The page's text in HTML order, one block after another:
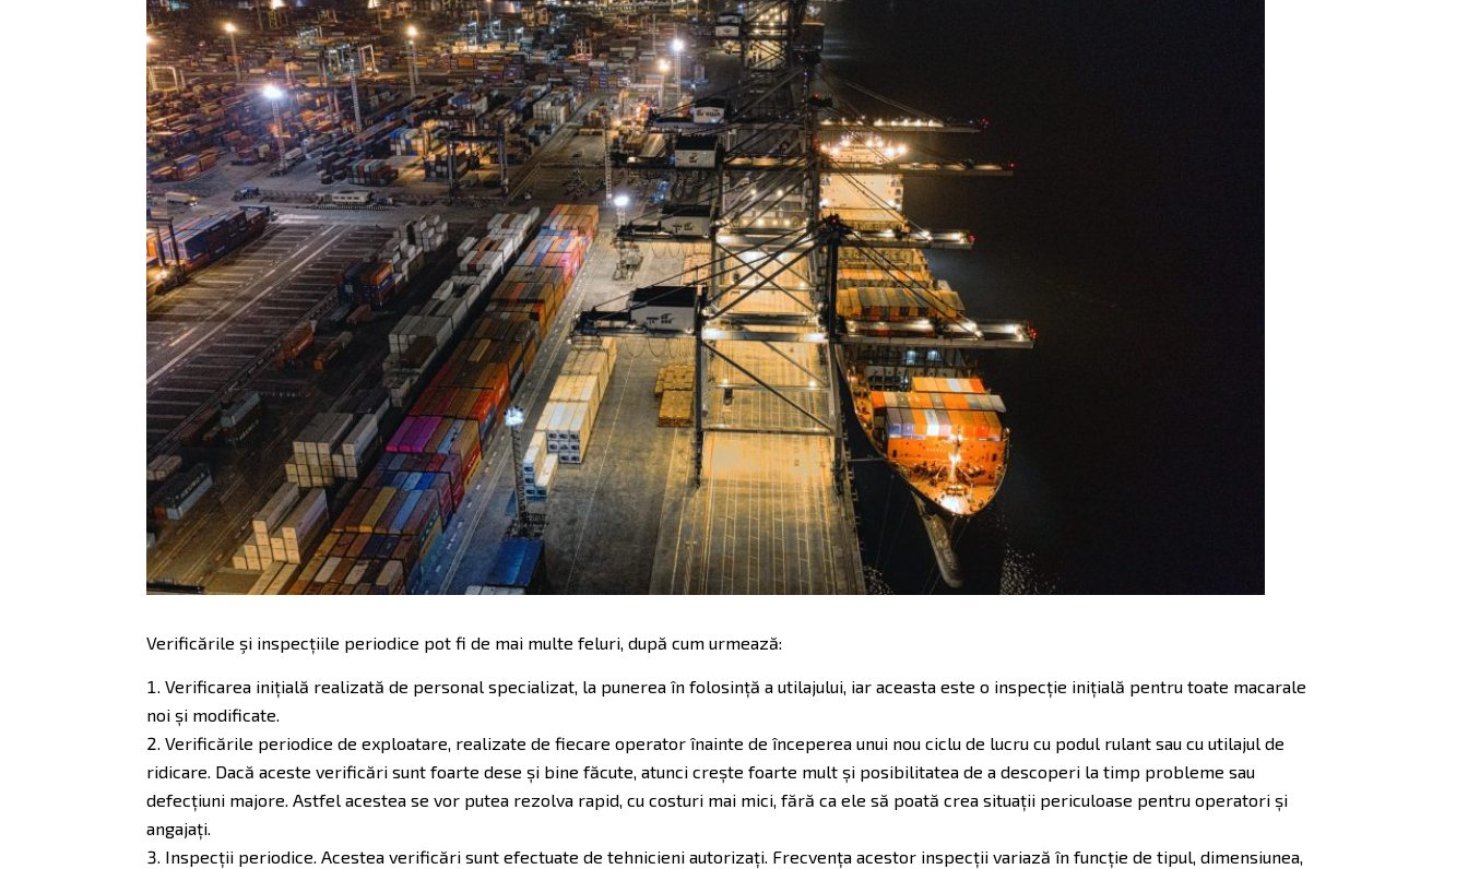
Verificările şi inspecțiile periodice pot fi de mai multe feluri, după cum urmează:
Verificarea inițială realizată de personal specializat, la punerea în folosință a utilajului, iar aceasta este o inspecție inițială pentru toate macarale
noi și modificate.
Verificările periodice de exploatare, realizate de fiecare operator înainte de începerea unui nou ciclu de lucru cu podul rulant sau cu utilajul de
ridicare. Dacă aceste verificări sunt foarte dese și bine făcute, atunci crește foarte mult și posibilitatea de a descoperi la timp probleme sau
defecțiuni majore. Astfel acestea se vor putea rezolva rapid, cu costuri mai mici, fără ca ele să poată crea situații periculoase pentru operatori și
angajați.
Inspecții periodice. Acestea verificări sunt efectuate de tehnicieni autorizați. Frecvența acestor inspecții variază în funcție de tipul, dimensiunea,